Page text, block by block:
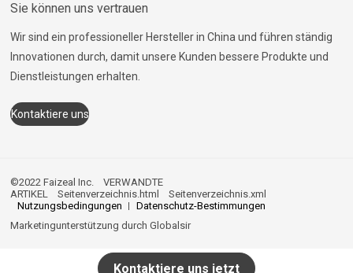
Kontaktiere uns jetzt
Sie können uns vertrauen
Wir sind ein professioneller Hersteller in China und führen ständig
Innovationen durch, damit unsere Kunden bessere Produkte und
Dienstleistungen erhalten.
Kontaktiere uns
©2022 Faizeal Inc.VERWANDTE
ARTIKEL
Seitenverzeichnis.html
Seitenverzeichnis.xml
Nutzungsbedingungen
Datenschutz-Bestimmungen
Marketingunterstützung durchGlobalsir